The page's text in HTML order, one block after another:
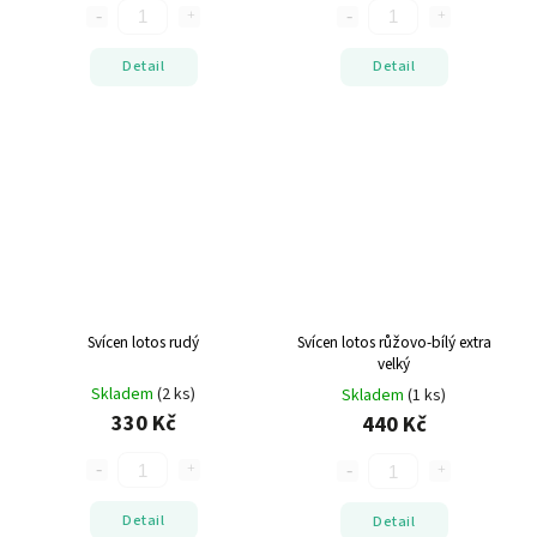
Detail Detail
Svícen lotos rudý
Skladem (2 ks)
330 Kč
Detail
Svícen lotos růžovo-bílý extra
velký
Skladem (1 ks)
440 Kč
Detail